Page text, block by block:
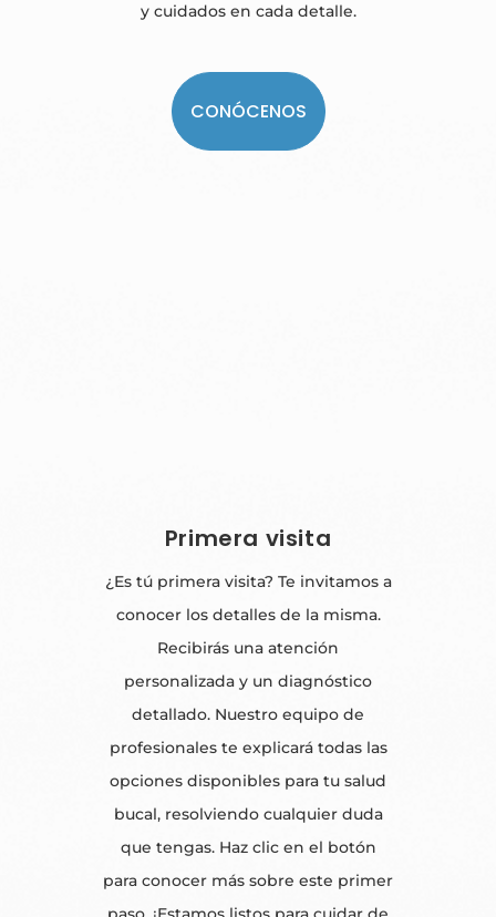
y cuidados en cada detalle.
CONÓCENOS
Primera visita
¿Es tú primera visita? Te invitamos a
conocer los detalles de la misma.
Recibirás una atención
personalizada y un diagnóstico
detallado. Nuestro equipo de
profesionales te explicará todas las
opciones disponibles para tu salud
bucal, resolviendo cualquier duda
que tengas. Haz clic en el botón
para conocer más sobre este primer